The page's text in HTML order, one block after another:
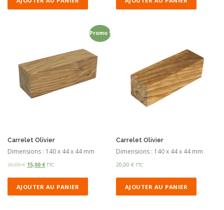
Promo !
Carrelet Olivier
Dimensions : 140 x 44 x 44 mm
20,00€ 15,00 € TTC
AJOUTER AU PANIER
Carrelet Olivier
Dimensions : 140 x 44 x 44 mm
20,00€ TTC
AJOUTER AU PANIER